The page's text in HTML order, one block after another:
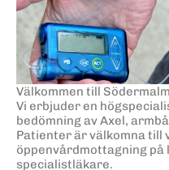
Välkommen till
Vi erbjuder en
bedömning av Axel,
Patienter är välkomna till
öppenvårdmottagning på
specialistläkare.